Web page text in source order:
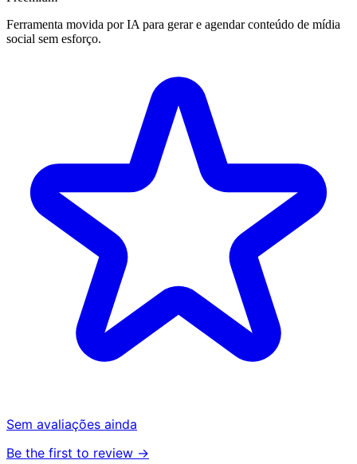
Ferramenta movida por IA para gerar e agendar conteúdo de mídia
social sem esforço.
Sem avaliações ainda
Be the first to review →